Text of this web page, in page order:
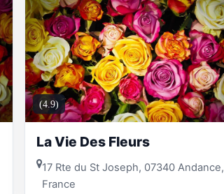
(4.9)
La Vie Des Fleurs
17 Rte du St Joseph, 07340 Andance,
France